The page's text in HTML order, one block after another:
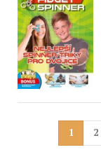
1 2